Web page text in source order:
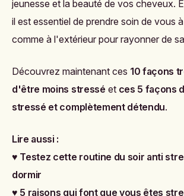
jeunesse et la beauté de vos cheveux.
il est essentiel de prendre soin de vous
comme à l'extérieur pour rayonner de
Découvrez maintenant ces 10 façons
d'être moins stressé et ces 5 façons
stressé et complètement détendu.
Lire aussi :
♥ Testez cette routine du soir anti
dormir
♥ 5 raisons qui font que vous êtes